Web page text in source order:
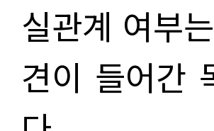
실관계 여부
견이 들어간